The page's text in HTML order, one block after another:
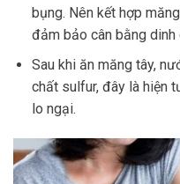
bụng. Nên kết hợp
đảm bảo cân bằng dinh
Sau khi ăn măng tây,
chất sulfur, đây là hiện
lo ngại.